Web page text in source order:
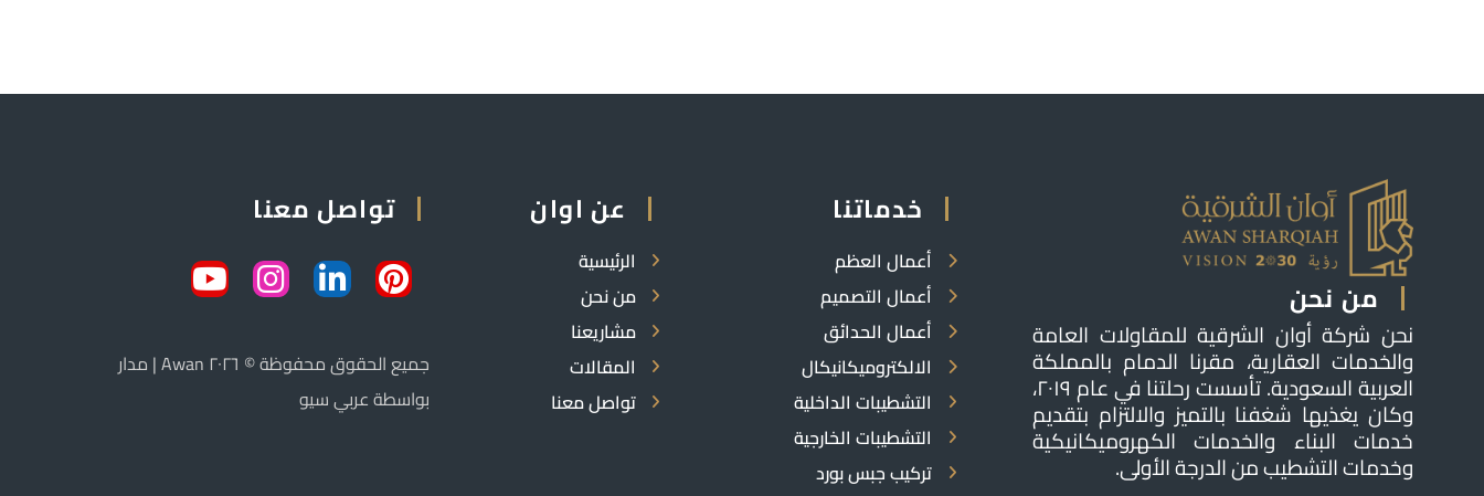
من نحن
نحن شركة أوان الشرقية للمقاولات العامة
والخدمات العقارية، مقرنا الدمام بالمملكة
العربية السعودية. تأسست رحلتنا في عام ٢٠١٩،
وكان يغذيها شغفنا بالتميز والالتزام بتقديم
خدمات البناء والخدمات الكهروميكانيكية
وخدمات التشطيب من الدرجة الأولى.
خدماتنا
أعمال العظم
أعمال التصميم
أعمال الحدائق
الالكتروميكانيكال
التشطيبات الداخلية
التشطيبات الخارجية
تركيب جبس بورد
عن اوان
الرئيسية
من نحن
مشاريعنا
المقالات
تواصل معنا
تواصل معنا
جميع الحقوق محفوظة © ٢٠٢٦ Awan | مدار
بواسطة عربي سيو